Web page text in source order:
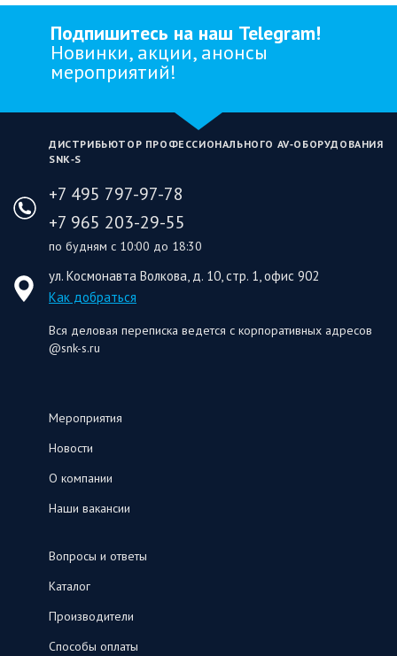
Подпишитесь на наш Telegram!
Новинки, акции, анонсы
мероприятий!
ДИСТРИБЬЮТОР ПРОФЕССИОНАЛЬНОГО AV‑ОБОРУДОВАНИЯ
SNK‑S
+7 495 797-97-78
+7 965 203-29-55
по будням с 10:00 до 18:30
ул. Космонавта Волкова, д. 10, стр. 1, офис 902
Как добраться
Вся деловая переписка ведется с корпоративных адресов
@snk-s.ru
Мероприятия
Новости
О компании
Наши вакансии
Вопросы и ответы
Каталог
Производители
Способы оплаты